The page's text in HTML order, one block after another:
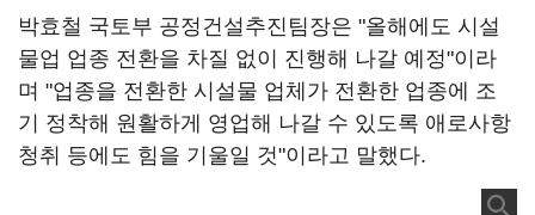
박효철 국토부 공정건설추진팀장은 "올해에도 시설
물업 업종 전환을 차질 없이 진행해 나갈 예정"이라
며 "업종을 전환한 시설물 업체가 전환한 업종에 조
기 정착해 원활하게 영업해 나갈 수 있도록 애로사항
청취 등에도 힘을 기울일 것"이라고 말했다.